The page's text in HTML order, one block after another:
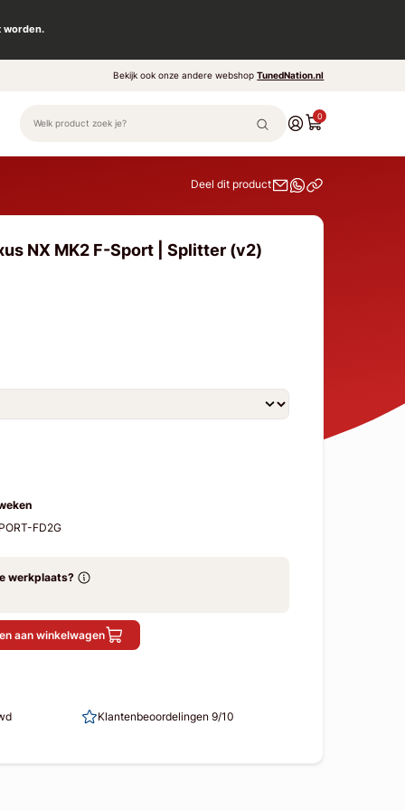
worden.
Bekijk ook onze andere webshopTunedNation.nl
0
Deel dit product
NX MK2 F-Sport | Splitter (v2)
FD2G
werkplaats?
aan winkelwagen
Klantenbeoordelingen 9/10